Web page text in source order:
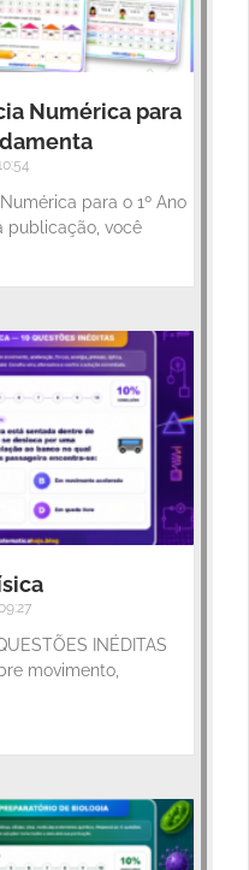
Numérica para
para o 1º Ano
publicação, você
INÉDITAS
movimento,